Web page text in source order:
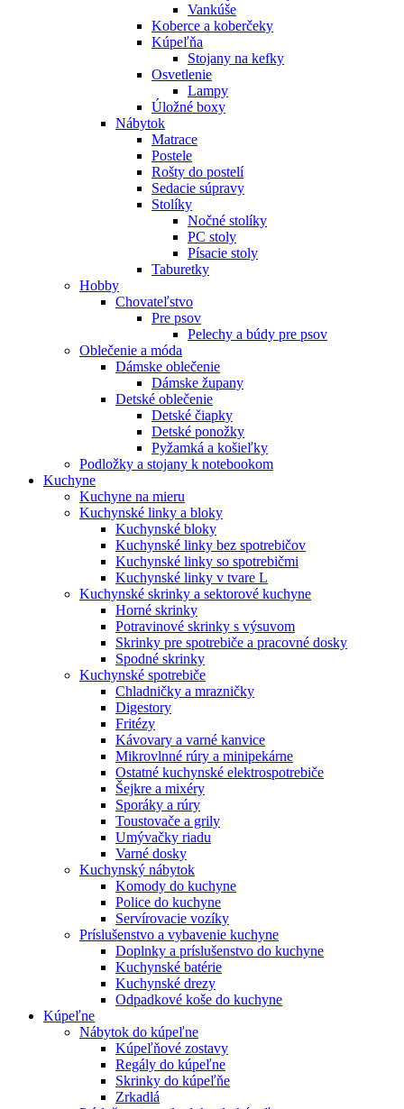
Vankúše
Koberce a koberčeky
Kúpeľňa
Stojany na kefky
Osvetlenie
Lampy
Úložné boxy
Nábytok
Matrace
Postele
Rošty do postelí
Sedacie súpravy
Stolíky
Nočné stolíky
PC stoly
Písacie stoly
Taburetky
Hobby
Chovateľstvo
Pre psov
Pelechy a búdy pre psov
Oblečenie a móda
Dámske oblečenie
Dámske župany
Detské oblečenie
Detské čiapky
Detské ponožky
Pyžamká a košieľky
Podložky a stojany k notebookom
Kuchyne
Kuchyne na mieru
Kuchynské linky a bloky
Kuchynské bloky
Kuchynské linky bez spotrebičov
Kuchynské linky so spotrebičmi
Kuchynské linky v tvare L
Kuchynské skrinky a sektorové kuchyne
Horné skrinky
Potravinové skrinky s výsuvom
Skrinky pre spotrebiče a pracovné dosky
Spodné skrinky
Kuchynské spotrebiče
Chladničky a mrazničky
Digestory
Fritézy
Kávovary a varné kanvice
Mikrovlnné rúry a minipekárne
Ostatné kuchynské elektrospotrebiče
Šejkre a mixéry
Sporáky a rúry
Toustovače a grily
Umývačky riadu
Varné dosky
Kuchynský nábytok
Komody do kuchyne
Police do kuchyne
Servírovacie vozíky
Príslušenstvo a vybavenie kuchyne
Doplnky a príslušenstvo do kuchyne
Kuchynské batérie
Kuchynské drezy
Odpadkové koše do kuchyne
Kúpeľne
Nábytok do kúpeľne
Kúpeľňové zostavy
Regály do kúpeľne
Skrinky do kúpeľňe
Zrkadlá